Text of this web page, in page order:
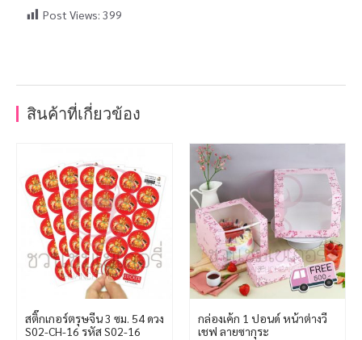
Post Views: 399
สินค้าที่เกี่ยวข้อง
สติ๊กเกอร์ตรุษจีน 3 ซม. 54 ดวง
S02-CH-16 รหัส S02-16
กล่องเค้ก 1 ปอนด์ หน้าต่างวี
เชฟ ลายซากุระ